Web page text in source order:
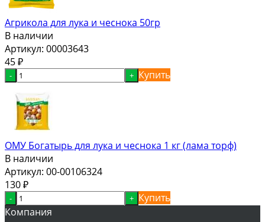
Агрикола для лука и чеснока 50гр
В наличии
Артикул: 00003643
45 ₽
- + Купить
ОМУ Богатырь для лука и чеснока 1 кг (лама торф)
В наличии
Артикул: 00-00106324
130 ₽
- + Купить
Компания